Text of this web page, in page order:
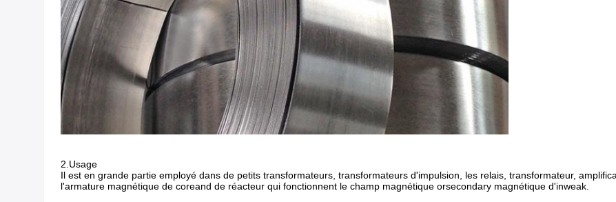
2.Usage
Il est en grande partie employé dans de petits transformateurs, transformateurs d'impulsion, les relais, transformateur,
l'armature magnétique de coreand de réacteur qui fonctionnent le champ magnétique orsecondary magnétique d'inweak.